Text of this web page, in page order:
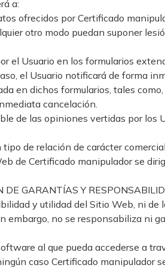
a:
ofrecidos por Certificado
otro modo puedan suponer
Usuario en los formularios
el Usuario notificará de forma
en dichos formularios, tales
cancelación.
de las opiniones vertidas por
de relación de carácter
de Certificado manipulador se
DE GARANTÍAS Y
y utilidad del Sitio Web, ni de
no se responsabiliza ni
al que pueda accederse a
caso Certificado manipulador